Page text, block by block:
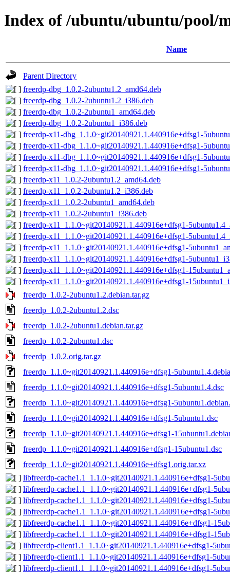
Index of /ubuntu/ubuntu/pool/
Name
Parent Directory
freerdp-dbg_1.0.2-2ubuntu1.2_amd64.deb
freerdp-dbg_1.0.2-2ubuntu1.2_i386.deb
freerdp-dbg_1.0.2-2ubuntu1_amd64.deb
freerdp-dbg_1.0.2-2ubuntu1_i386.deb
freerdp-x11-dbg_1.1.0~git20140921.1.440916e+dfsg1-
freerdp-x11-dbg_1.1.0~git20140921.1.440916e+dfsg1-
freerdp-x11-dbg_1.1.0~git20140921.1.440916e+dfsg1-
freerdp-x11-dbg_1.1.0~git20140921.1.440916e+dfsg1-
freerdp-x11_1.0.2-2ubuntu1.2_amd64.deb
freerdp-x11_1.0.2-2ubuntu1.2_i386.deb
freerdp-x11_1.0.2-2ubuntu1_amd64.deb
freerdp-x11_1.0.2-2ubuntu1_i386.deb
freerdp-x11_1.1.0~git20140921.1.440916e+dfsg1-
freerdp-x11_1.1.0~git20140921.1.440916e+dfsg1-
freerdp-x11_1.1.0~git20140921.1.440916e+dfsg1-
freerdp-x11_1.1.0~git20140921.1.440916e+dfsg1-
freerdp-x11_1.1.0~git20140921.1.440916e+dfsg1-
freerdp-x11_1.1.0~git20140921.1.440916e+dfsg1-
freerdp_1.0.2-2ubuntu1.2.debian.tar.gz
freerdp_1.0.2-2ubuntu1.2.dsc
freerdp_1.0.2-2ubuntu1.debian.tar.gz
freerdp_1.0.2-2ubuntu1.dsc
freerdp_1.0.2.orig.tar.gz
freerdp_1.1.0~git20140921.1.440916e+dfsg1-
freerdp_1.1.0~git20140921.1.440916e+dfsg1-5ubuntu1.4.dsc
freerdp_1.1.0~git20140921.1.440916e+dfsg1-
freerdp_1.1.0~git20140921.1.440916e+dfsg1-5ubuntu1.dsc
freerdp_1.1.0~git20140921.1.440916e+dfsg1-
freerdp_1.1.0~git20140921.1.440916e+dfsg1-15ubuntu1.dsc
freerdp_1.1.0~git20140921.1.440916e+dfsg1.orig.tar.xz
libfreerdp-cache1.1_1.1.0~git20140921.1.440916e+dfsg1-
libfreerdp-cache1.1_1.1.0~git20140921.1.440916e+dfsg1-
libfreerdp-cache1.1_1.1.0~git20140921.1.440916e+dfsg1-
libfreerdp-cache1.1_1.1.0~git20140921.1.440916e+dfsg1-
libfreerdp-cache1.1_1.1.0~git20140921.1.440916e+dfsg1-
libfreerdp-cache1.1_1.1.0~git20140921.1.440916e+dfsg1-
libfreerdp-client1.1_1.1.0~git20140921.1.440916e+dfsg1-
libfreerdp-client1.1_1.1.0~git20140921.1.440916e+dfsg1-
libfreerdp-client1.1_1.1.0~git20140921.1.440916e+dfsg1-